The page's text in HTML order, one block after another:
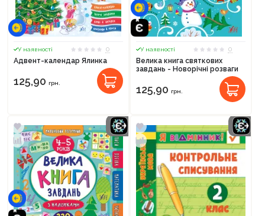
У наявності
0
Адвент-календар Ялинка
125,90 грн.
У наявності
0
Велика книга святкових
завдань - Новорічні розваги
125,90 грн.